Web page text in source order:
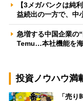
【3メガバンクは純
益続出の一方で、中
急増する中国企業の
Temu…本社機能を
投資ノウハウ満
「売